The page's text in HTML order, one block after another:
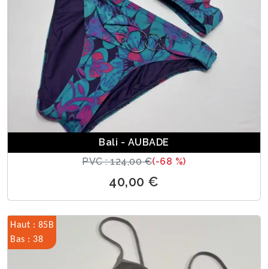
Bali - AUBADE
PVC : 124,00 €(-68 %)
40,00 €
Haut : 85B
Bas : 38